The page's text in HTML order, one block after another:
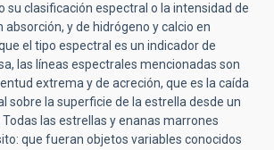
su clasificación espectral o la intensidad de
absorción, y de hidrógeno y calcio en
el tipo espectral es un indicador de
las líneas espectrales mencionadas son
extrema y de acreción, que es la caída
sobre la superficie de la estrella desde un
las estrellas y enanas marrones
que fueran objetos variables conocidos